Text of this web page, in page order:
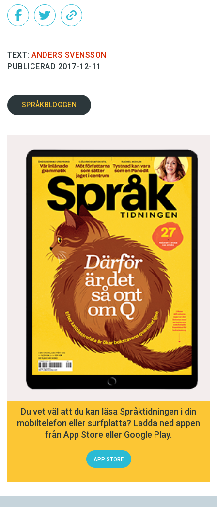
TEXT: ANDERS SVENSSON
PUBLICERAD 2017-12-11
SPRÅKBLOGGEN
Du vet väl att du kan läsa Språktidningen i din
mobiltelefon eller surfplatta? Ladda ned appen
från App Store eller Google Play.
APP STORE